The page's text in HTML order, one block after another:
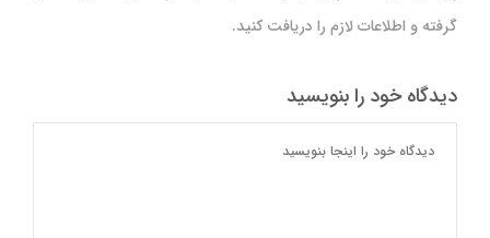
گرفته و اطلاعات لازم را دریافت کنید.
دیدگاه خود را بنویسید